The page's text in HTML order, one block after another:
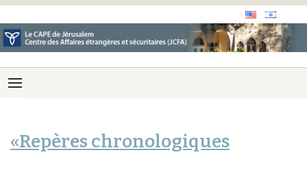
«Repères chronologiques